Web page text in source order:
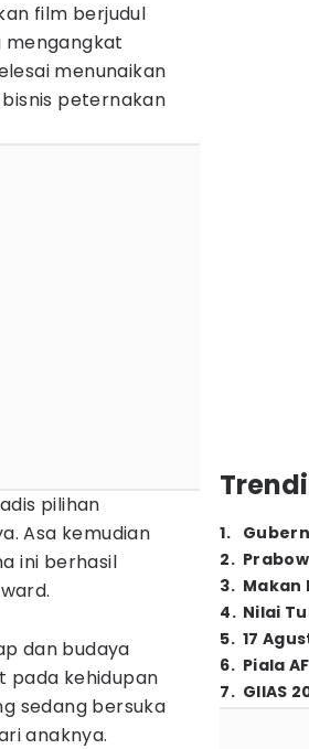
film berjudul
mengangkat
menunaikan
peternakan
pilihan
Asa kemudian
ini berhasil
dan budaya
pada kehidupan
sedang bersuka
anaknya.
1.
2.
3. Makan
4. Nilai
5. 17
6. Piala
7. GIIAS